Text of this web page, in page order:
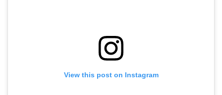
View this post on Instagram